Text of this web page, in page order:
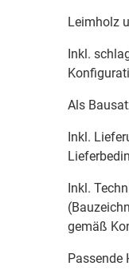
Leimholz
Inkl.
Als
Inkl.
Inkl.
gemäß
Passende